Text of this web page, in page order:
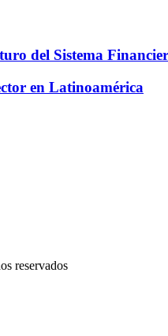
del Sistema
en Latinoamérica
reservados